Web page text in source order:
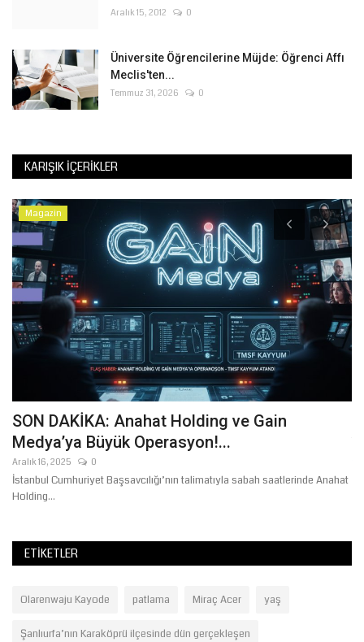
Aralık 15, 2012 0
Üniversite Öğrencilerine Müjde: Öğrenci Affı
Meclis'ten...
Temmuz 31, 2026 0
KARIŞIK İÇERIKLER
Magazin
SON DAKİKA: Anahat Holding ve Gain
Medya’ya Büyük Operasyon!...
Aralık 16, 2025 0
İstanbul Cumhuriyet Başsavcılığı’nın talimatıyla sabah saatlerinde Anahat
Holding...
ETIKETLER
Olarenwaju Kayode patlama Miraç Acer yaş
Şanlıurfa’nın Karaköprü ilçesinde dün gerçekleşen